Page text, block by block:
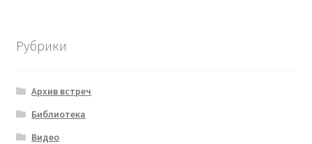
Рубрики
Архив встреч
Библиотека
Видео